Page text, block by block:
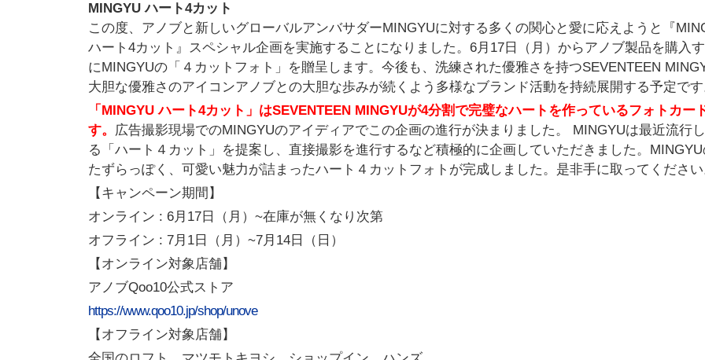
MINGYU ハート4カット
この度、アノブと新しいグローバルアンバサダーMINGYUに対する多くの関心と愛に応えようと『
ハート4カット』スペシャル企画を実施することになりました。6月17日（月）からアノブ製品を購入
にMINGYUの「４カットフォト」を贈呈します。今後も、洗練された優雅さを持つSEVENTEEN
大胆な優雅さのアイコンアノブとの大胆な歩みが続くよう多様なブランド活動を持続展開する予定です
「MINGYU ハート4カット」はSEVENTEEN MINGYUが4分割で完璧なハートを作っているフォトカー
す。 広告撮影現場でのMINGYUのアイディアでこの企画の進行が決まりました。 MINGYUは最近流行
る「ハート４カット」を提案し、直接撮影を進行するなど積極的に企画していただきました。MINGYU
たずらっぽく、可愛い魅力が詰まったハート４カットフォトが完成しました。是非手に取ってください
【キャンペーン期間】
オンライン : 6月17日（月）~在庫が無くなり次第
オフライン : 7月1日（月）~7月14日（日）
【オンライン対象店舗】
アノブQoo10公式ストア
https://www.qoo10.jp/shop/unove
【オフライン対象店舗】